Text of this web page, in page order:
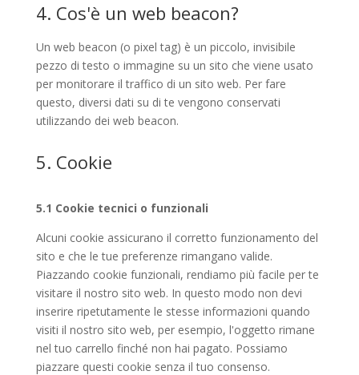
4. Cos'è un web beacon?
Un web beacon (o pixel tag) è un piccolo, invisibile
pezzo di testo o immagine su un sito che viene usato
per monitorare il traffico di un sito web. Per fare
questo, diversi dati su di te vengono conservati
utilizzando dei web beacon.
5. Cookie
5.1 Cookie tecnici o funzionali
Alcuni cookie assicurano il corretto funzionamento del
sito e che le tue preferenze rimangano valide.
Piazzando cookie funzionali, rendiamo più facile per te
visitare il nostro sito web. In questo modo non devi
inserire ripetutamente le stesse informazioni quando
visiti il nostro sito web, per esempio, l'oggetto rimane
nel tuo carrello finché non hai pagato. Possiamo
piazzare questi cookie senza il tuo consenso.